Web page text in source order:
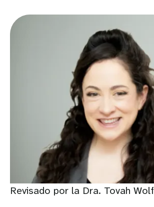
Revisado por la Dra. Tovah Wolf